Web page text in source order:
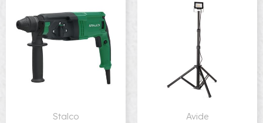
Stalco
Avide